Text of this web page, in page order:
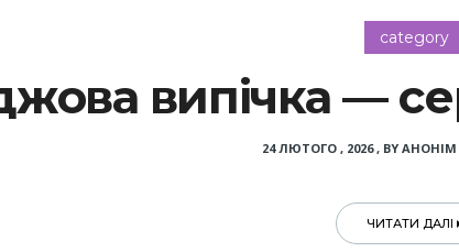
category
випічка —
24 ЛЮТОГО , 2026, BY АНОНІМ
ЧИТАТИ ДАЛІ